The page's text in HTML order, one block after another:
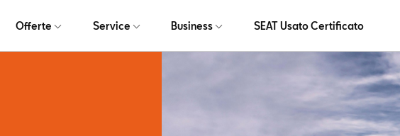
Offerte Service Business SEAT Usato Certificato